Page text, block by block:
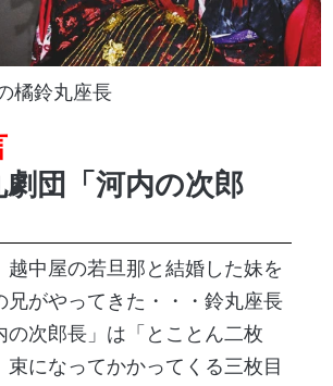
橘鈴丸座長
団「河内の次郎
越中屋の若旦那と結婚した妹を
兄がやってきた・・・鈴丸座長
の次郎長」は「とことん二枚
束になってかかってくる三枚目